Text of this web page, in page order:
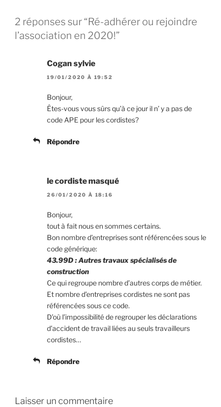
2 réponses sur “Ré-adhérer ou rejoindre
l’association en 2020!”
Cogan sylvie
19/01/2020 À 19:52
Bonjour,
Êtes-vous vous sûrs qu’à ce jour il n’ y a pas de
code APE pour les cordistes?
Répondre
le cordiste masqué
26/01/2020 À 18:16
Bonjour,
tout à fait nous en sommes certains.
Bon nombre d’entreprises sont référencées sous le
code générique:
43.99D : Autres travaux spécialisés de
construction
Ce qui regroupe nombre d’autres corps de métier.
Et nombre d’entreprises cordistes ne sont pas
référencées sous ce code.
D’où l’impossibilité de regrouper les déclarations
d’accident de travail liées au seuls travailleurs
cordistes…
Répondre
Laisser un commentaire